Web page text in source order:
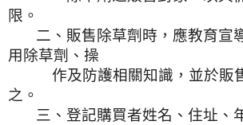
限。
二、販售除草劑時，應教育宣
用除草劑、操
作及防護相關知識，並於販
之。
三、登記購買者姓名、住址、